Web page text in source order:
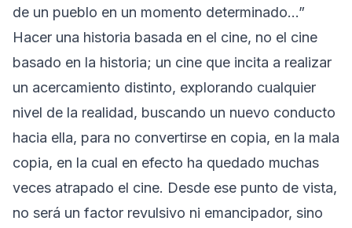
de un pueblo en un momento determinado…”
Hacer una historia basada en el cine, no el cine
basado en la historia; un cine que incita a realizar
un acercamiento distinto, explorando cualquier
nivel de la realidad, buscando un nuevo conducto
hacia ella, para no convertirse en copia, en la mala
copia, en la cual en efecto ha quedado muchas
veces atrapado el cine. Desde ese punto de vista,
no será un factor revulsivo ni emancipador, sino